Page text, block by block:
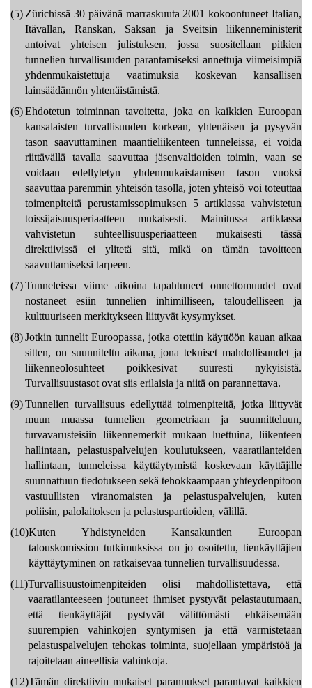
(5) Zürichissä 30 päivänä marraskuuta 2001 kokoontuneet Italian,
Itävallan, Ranskan, Saksan ja Sveitsin liikenneministerit
antoivat yhteisen julistuksen, jossa suositellaan pitkien
tunnelien turvallisuuden parantamiseksi annettuja viimeisimpiä
yhdenmukaistettuja vaatimuksia koskevan kansallisen
lainsäädännön yhtenäistämistä.
(6)Ehdotetun toiminnan tavoitetta, joka on kaikkien Euroopan
kansalaisten turvallisuuden korkean, yhtenäisen ja pysyvän
tason saavuttaminen maantieliikenteen tunneleissa, ei voida
riittävällä tavalla saavuttaa jäsenvaltioiden toimin, vaan se
voidaan edellytetyn yhdenmukaistamisen tason vuoksi
saavuttaa paremmin yhteisön tasolla, joten yhteisö voi toteuttaa
toimenpiteitä perustamissopimuksen 5 artiklassa vahvistetun
toissijaisuusperiaatteen mukaisesti. Mainitussa artiklassa
vahvistetun suhteellisuusperiaatteen mukaisesti tässä
direktiivissä ei ylitetä sitä, mikä on tämän tavoitteen
saavuttamiseksi tarpeen.
(7)Tunneleissa viime aikoina tapahtuneet onnettomuudet ovat
nostaneet esiin tunnelien inhimilliseen, taloudelliseen ja
kulttuuriseen merkitykseen liittyvät kysymykset.
(8)Jotkin tunnelit Euroopassa, jotka otettiin käyttöön kauan aikaa
sitten, on suunniteltu aikana, jona tekniset mahdollisuudet ja
liikenneolosuhteet poikkesivat suuresti nykyisistä.
Turvallisuustasot ovat siis erilaisia ja niitä on parannettava.
(9)Tunnelien turvallisuus edellyttää toimenpiteitä, jotka liittyvät
muun muassa tunnelien geometriaan ja suunnitteluun,
turvavarusteisiin liikennemerkit mukaan luettuina, liikenteen
hallintaan, pelastuspalvelujen koulutukseen, vaaratilanteiden
hallintaan, tunneleissa käyttäytymistä koskevaan käyttäjille
suunnattuun tiedotukseen sekä tehokkaampaan yhteydenpitoon
vastuullisten viranomaisten ja pelastuspalvelujen, kuten
poliisin, palolaitoksen ja pelastuspartioiden, välillä.
(10)Kuten Yhdistyneiden Kansakuntien Euroopan
talouskomission tutkimuksissa on jo osoitettu, tienkäyttäjien
käyttäytyminen on ratkaisevaa tunnelien turvallisuudessa.
(11)Turvallisuustoimenpiteiden olisi mahdollistettava, että
vaaratilanteeseen joutuneet ihmiset pystyvät pelastautumaan,
että tienkäyttäjät pystyvät välittömästi ehkäisemään
suurempien vahinkojen syntymisen ja että varmistetaan
pelastuspalvelujen tehokas toiminta, suojellaan ympäristöä ja
rajoitetaan aineellisia vahinkoja.
(12)Tämän direktiivin mukaiset parannukset parantavat kaikkien